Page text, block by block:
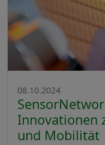
08.10.2024
Innovationen
und Mobilität